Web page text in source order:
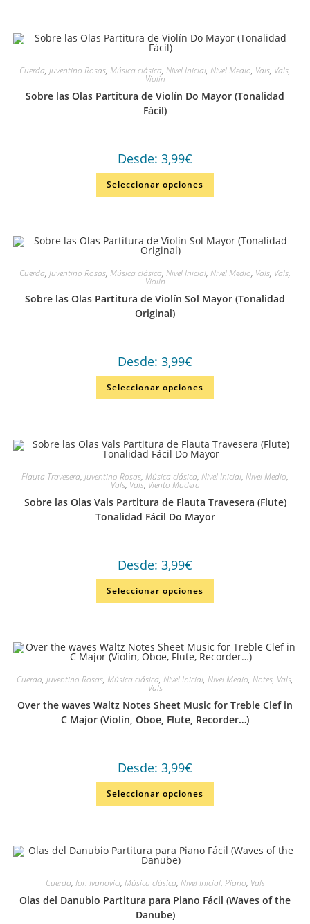
Cuerda, Juventino Rosas, Música clásica, Nivel Inicial, Nivel Medio, Vals, Vals,
Violín
Sobre las Olas Partitura de Violín Do Mayor (Tonalidad
Fácil)
Desde: 3,99€
Seleccionar opciones
Cuerda, Juventino Rosas, Música clásica, Nivel Inicial, Nivel Medio, Vals, Vals,
Violín
Sobre las Olas Partitura de Violín Sol Mayor (Tonalidad
Original)
Desde: 3,99€
Seleccionar opciones
Flauta Travesera, Juventino Rosas, Música clásica, Nivel Inicial, Nivel Medio,
Vals, Vals, Viento Madera
Sobre las Olas Vals Partitura de Flauta Travesera (Flute)
Tonalidad Fácil Do Mayor
Desde: 3,99€
Seleccionar opciones
Cuerda, Juventino Rosas, Música clásica, Nivel Inicial, Nivel Medio, Notes, Vals,
Vals
Over the waves Waltz Notes Sheet Music for Treble Clef in
C Major (Violín, Oboe, Flute, Recorder…)
Desde: 3,99€
Seleccionar opciones
Cuerda, Ion Ivanovici, Música clásica, Nivel Inicial, Piano, Vals
Olas del Danubio Partitura para Piano Fácil (Waves of the
Danube)